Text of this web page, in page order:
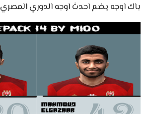
باك اوجه يضم احدث اوجه الدوري المصري 2019 لبيس 6